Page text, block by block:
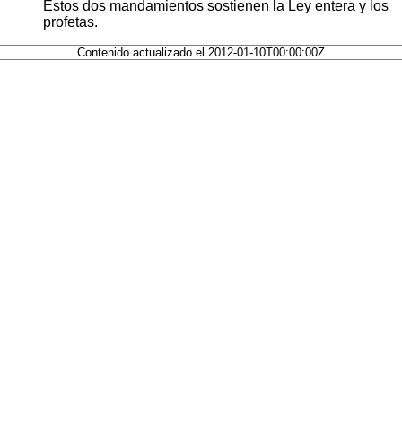
Estos dos mandamientos sostienen la Ley entera y los
profetas.
Contenido actualizado el 2012-01-10T00:00:00Z